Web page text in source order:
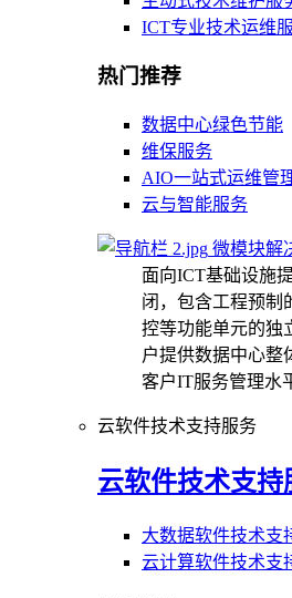
ICT专业技术运维
热门推荐
数据中心绿色节能
维保服务
AIO一站式运维管
云与智能服务
微模块解
面向ICT基础设施
闭，包含工程预制
控等功能单元的独
户提供数据中心整
客户IT服务管理水
云软件技术支持服务
云软件技术支持
大数据软件技术支
云计算软件技术支